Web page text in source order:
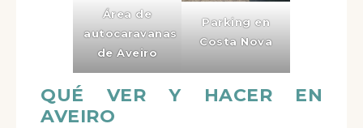
Área de
autocaravanas
de Aveiro
Parking en
Costa Nova
QUÉ VER Y HACER EN
AVEIRO